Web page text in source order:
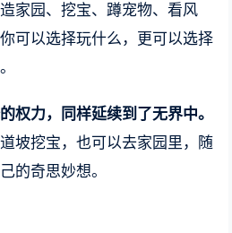
家园、挖宝、蹲宠物、看风
可以选择玩什么，更可以选择
权力，同样延续到了无界中。
坡挖宝，也可以去家园里，随
的奇思妙想。